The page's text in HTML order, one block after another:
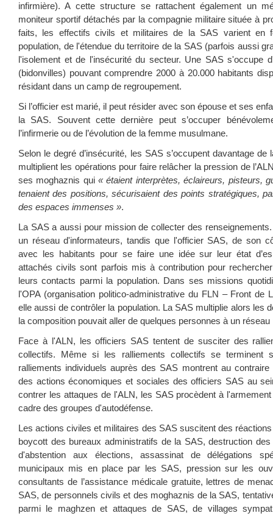
infirmière). A cette structure se rattachent également un
moniteur sportif détachés par la compagnie militaire située à
faits, les effectifs civils et militaires de la SAS varient en
population, de l'étendue du territoire de la SAS (parfois aussi
l'isolement et de l'insécurité du secteur. Une SAS s'occupe
(bidonvilles) pouvant comprendre 2000 à 20.000 habitants
résidant dans un camp de regroupement.
Si l’officier est marié, il peut résider avec son épouse et ses
la SAS. Souvent cette dernière peut s’occuper
l’infirmerie ou de l’évolution de la femme musulmane.
Selon le degré d’insécurité, les SAS s’occupent davantage de
multiplient les opérations pour faire relâcher la pression de
ses moghaznis qui« étaient interprètes, éclaireurs, pisteurs,
tenaient des positions, sécurisaient des points stratégiques,
des espaces immenses ».
La SAS a aussi pour mission de collecter des
un réseau d'informateurs, tandis que l'officier SAS, de son
avec les habitants pour se faire une idée sur leur état
attachés civils sont parfois mis à contribution pour
leurs contacts parmi la population. Dans ses missions
l'OPA (organisation politico-administrative du FLN – Front de
elle aussi de contrôler la population. La SAS multiplie alors les
la composition pouvait aller de quelques personnes à un
Face à l'ALN, les officiers SAS tentent de susciter des
collectifs. Même si les ralliements collectifs se terminent
ralliements individuels auprès des SAS montrent au
des actions économiques et sociales des officiers SAS au
contrer les attaques de l'ALN, les SAS procèdent à
cadre des groupes d'autodéfense.
Les actions civiles et militaires des SAS suscitent des
boycott des bureaux administratifs de la SAS, destruction
d'abstention aux élections, assassinat de délégations
municipaux mis en place par les SAS, pression sur les
consultants de l’assistance médicale gratuite, lettres de
SAS, de personnels civils et des moghaznis de la SAS,
parmi le maghzen et attaques de SAS, de villages